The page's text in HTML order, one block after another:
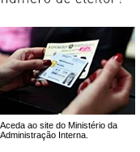
Aceda ao site do Ministério da
Administração Interna.